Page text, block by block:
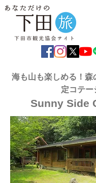
海も山も楽しめる！森
定コテー
Sunny Side